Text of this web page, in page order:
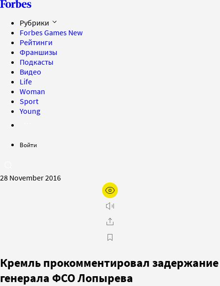
Рубрики
Forbes Games New
Рейтинги
Франшизы
Подкасты
Видео
Life
Woman
Sport
Young
Войти
28 November 2016
Кремль прокомментировал задержание
генерала ФСО Лопырева